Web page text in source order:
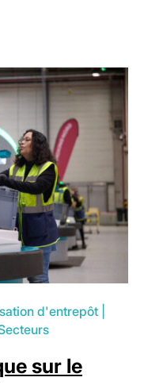
d'entrepôt
sur le